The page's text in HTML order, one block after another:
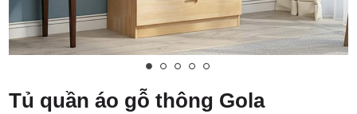
Tiền Lân,
Tủ quần áo gỗ thông Gola